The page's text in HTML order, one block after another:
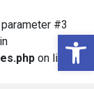
#3
on line